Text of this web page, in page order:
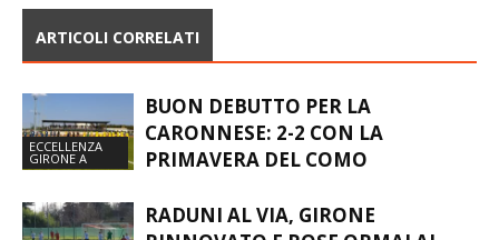
ARTICOLI CORRELATI
ECCELLENZA
GIRONE A
BUON DEBUTTO PER LA
CARONNESE: 2-2 CON LA
PRIMAVERA DEL COMO
RADUNI AL VIA, GIRONE